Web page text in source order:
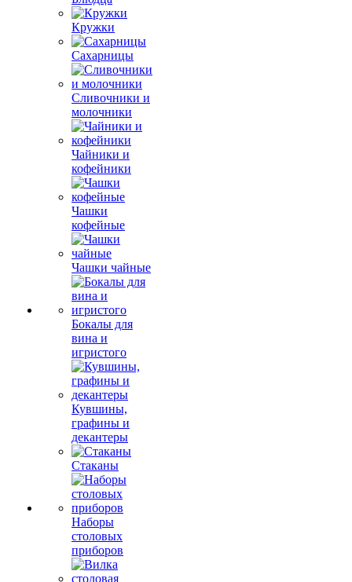
Кружки
Сахарницы
Сливочники и
молочники
Чайники и
кофейники
Чашки
кофейные
Чашки чайные
Бокалы для
вина и
игристого
Кувшины,
графины и
декантеры
Стаканы
Наборы
столовых
приборов